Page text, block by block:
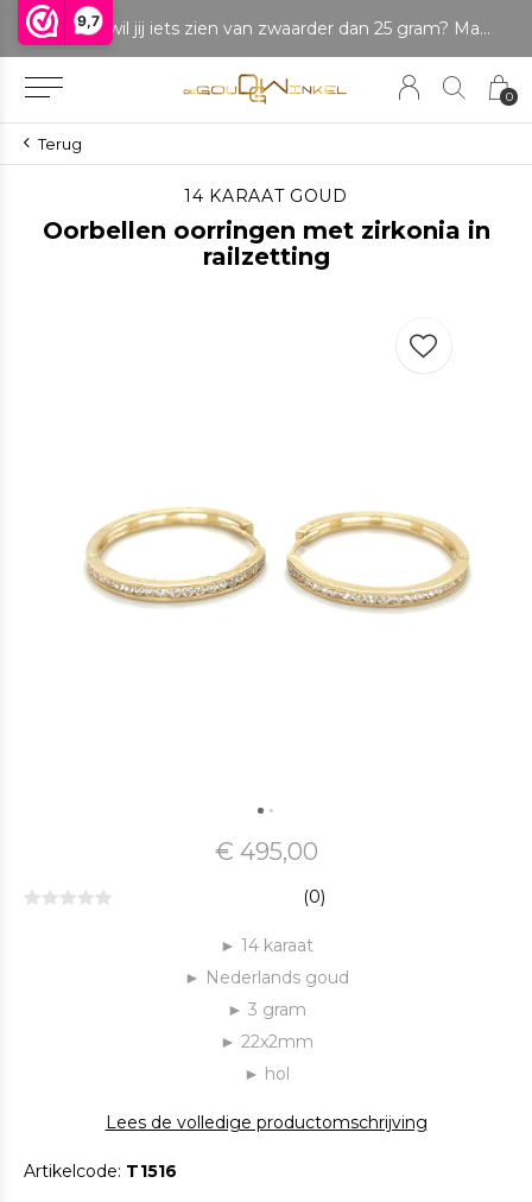
9,7
0
LET OP: wil jij iets zien van zwaarder dan 25 gram? Maak dan een afspraak om het product te bekijken. Producten boven de 25 gram NIET aanwezig in winkel.
Terug
14 KARAAT GOUD
Oorbellen oorringen met zirkonia in
railzetting
€ 495,00
(0)
► 14 karaat
► Nederlands goud
► 3 gram
► 22x2mm
► hol
Lees de volledige productomschrijving
Artikelcode: T1516